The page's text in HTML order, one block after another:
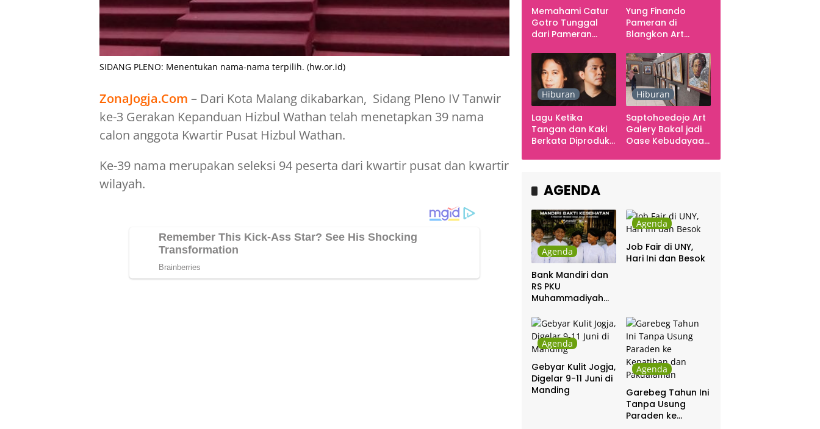
SIDANG PLENO: Menentukan nama-nama terpilih. (hw.or.id)
ZonaJogja.Com – Dari Kota Malang dikabarkan, Sidang Pleno IV Tanwir
ke-3 Gerakan Kepanduan Hizbul Wathan telah menetapkan 39 nama
calon anggota Kwartir Pusat Hizbul Wathan.
Ke-39 nama merupakan seleksi 94 peserta dari kwartir pusat dan kwartir
wilayah.
Memahami Catur
Gotro Tunggal
dari Pameran
Smarabawana
Yung Finando
Pameran di
Blangkon Art
Ingatan dan Emosi
Hiburan
Lagu Ketika
Tangan dan Kaki
Berkata Diproduksi
Hiburan
Saptohoedojo Art
Galery Bakal jadi
Oase Kebudayaan
AGENDA
Agenda
Bank Mandiri dan
RS PKU
Muhammadiyah
Gratis
Agenda
Job Fair di UNY,
Hari Ini dan Besok
Agenda
Gebyar Kulit Jogja,
Digelar 9-11 Juni di
Manding
Agenda
Garebeg Tahun Ini
Tanpa Usung
Paraden ke